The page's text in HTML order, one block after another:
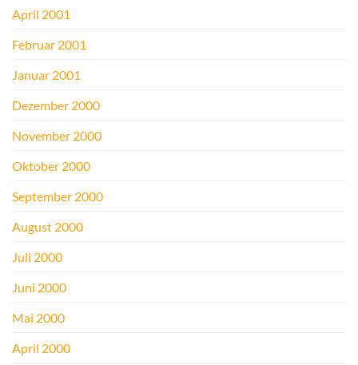
April 2001
Februar 2001
Januar 2001
Dezember 2000
November 2000
Oktober 2000
September 2000
August 2000
Juli 2000
Juni 2000
Mai 2000
April 2000